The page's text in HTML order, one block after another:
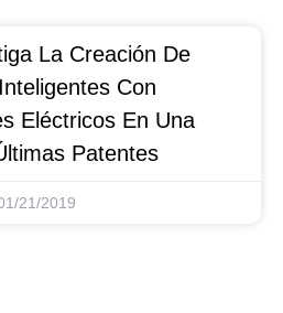
La Creación De
Con
Eléctricos En Una
Patentes
21/2019